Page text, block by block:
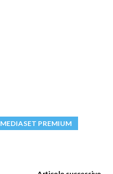
MEDIASET PREMIUM